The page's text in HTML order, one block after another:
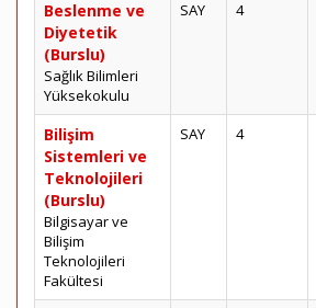
Beslenme ve
Diyetetik
(Burslu)
Sağlık Bilimleri
Yüksekokulu
SAY 4
Bilişim
Sistemleri ve
Teknolojileri
(Burslu)
Bilgisayar ve
Bilişim
Teknolojileri
Fakültesi
SAY 4